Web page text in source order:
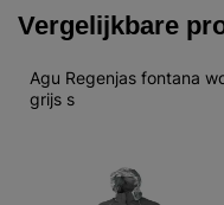
Vergelijkbare
Agu Regenjas fontana
grijs s